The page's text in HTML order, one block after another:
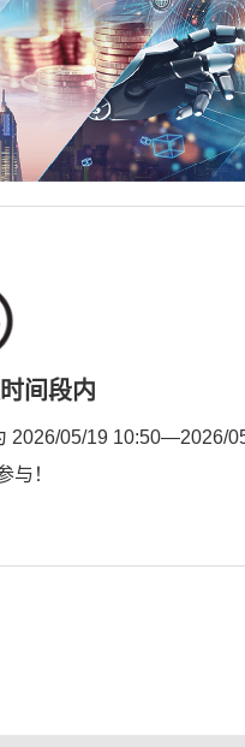
间段内
2026/05/19 10:50—2026/
与！